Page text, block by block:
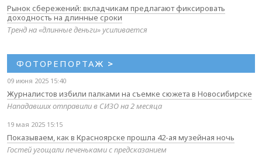
Рынок сбережений: вкладчикам предлагают фиксировать
доходность на длинные сроки
Тренд на «длинные деньги» усиливается
ФОТОРЕПОРТАЖ >
09 июня 2025 15:40
Журналистов избили палками на съемке сюжета в Новосибирске
Нападавших отправили в СИЗО на 2 месяца
19 мая 2025 15:15
Показываем, как в Красноярске прошла 42-ая музейная ночь
Гостей угощали печеньками с предсказанием